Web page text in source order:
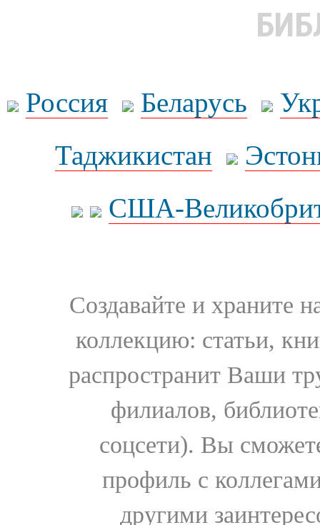
Россия Беларусь
Таджикистан
США-
Создавайте и храните
коллекцию: статьи,
распространит Ваши
филиалов,
соцсети). Вы
профиль с
другими